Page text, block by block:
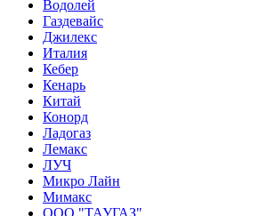
Водолей
Газдевайс
Джилекс
Италия
Кебер
Кенарь
Китай
Конорд
Ладогаз
Лемакс
ЛУЧ
Микро Лайн
Мимакс
ООО "ТАУГАЗ"